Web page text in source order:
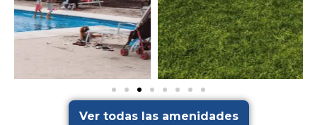
Ver todas las amenidades